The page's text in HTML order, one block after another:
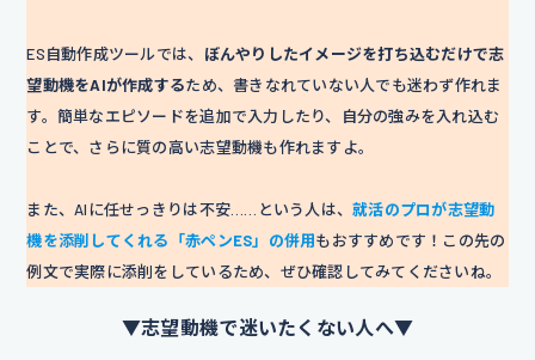
ES自動作成ツールでは、 ぼんやりしたイメージを打ち込むだけで志
望動機をAIが作成するため、書きなれていない人でも迷わず作れま
す。簡単なエピソードを追加で入力したり、自分の強みを入れ込む
ことで、さらに質の高い志望動機も作れますよ。
また、AIに任せっきりは不安……という人は、就活のプロが志望動
機を添削してくれる「赤ペンES」の併用もおすすめです！この先の
例文で実際に添削をしているため、ぜひ確認してみてくださいね。
▼志望動機で迷いたくない人へ▼